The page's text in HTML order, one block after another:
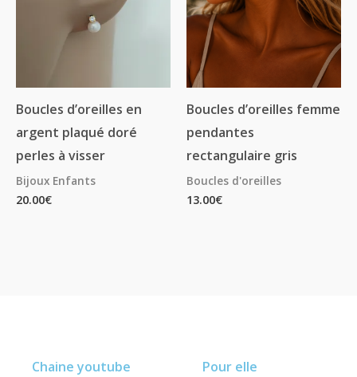
Boucles d’oreilles en
argent plaqué doré
perles à visser
Bijoux Enfants
20.00€
Boucles d’oreilles femme
pendantes
rectangulaire gris
Boucles d'oreilles
13.00€
Pour elle
Chaine youtube